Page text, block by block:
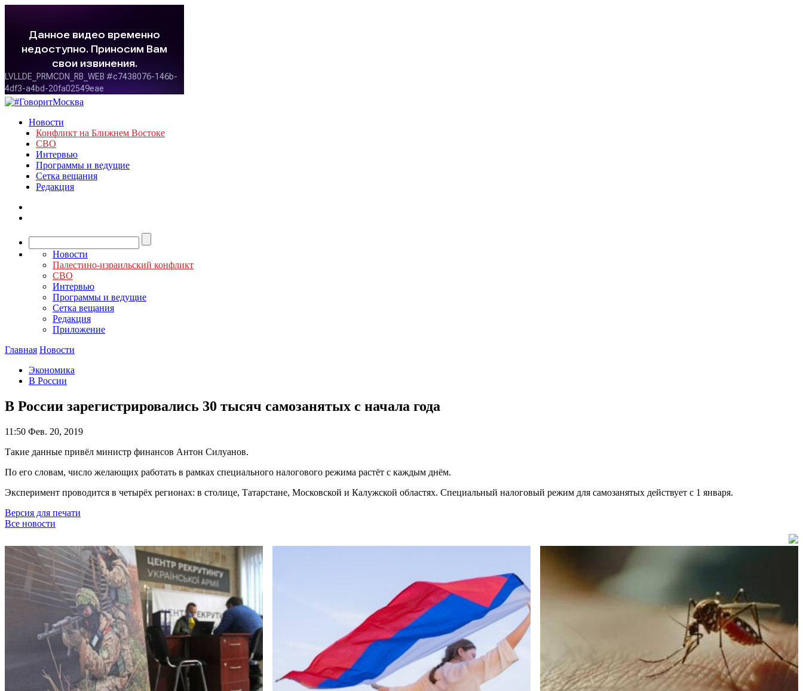
Новости
Конфликт на Ближнем Востоке
СВО
Интервью
Программы и ведущие
Сетка вещания
Редакция
Новости
Палестино-израильский конфликт
СВО
Интервью
Программы и ведущие
Сетка вещания
Редакция
Приложение
Главная Новости
Экономика
В России
В России зарегистрировались 30 тысяч самозанятых с начала года
11:50 Фев. 20, 2019
Такие данные привёл министр финансов Антон Силуанов.
По его словам, число желающих работать в рамках специального налогового режима растёт с каждым днём.
Эксперимент проводится в четырёх регионах: в столице, Татарстане, Московской и Калужской областях. Специальный налоговый режим для самозанятых действует с 1 января.
Версия для печати
Все новости